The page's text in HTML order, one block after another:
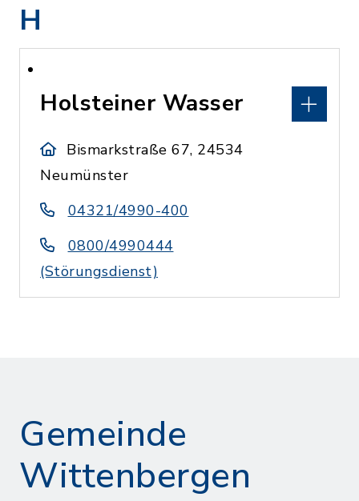
H
Holsteiner Wasser
Bismarkstraße 67, 24534
Neumünster
04321/4990-400
0800/4990444
(Störungsdienst)
Gemeinde
Wittenbergen